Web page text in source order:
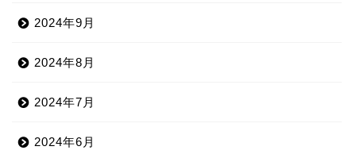
2024年9月
2024年8月
2024年7月
2024年6月